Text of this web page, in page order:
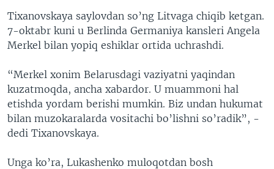
Tixanovskaya saylovdan so’ng Litvaga chiqib ketgan.
7-oktabr kuni u Berlinda Germaniya kansleri Angela
Merkel bilan yopiq eshiklar ortida uchrashdi.
“Merkel xonim Belarusdagi vaziyatni yaqindan
kuzatmoqda, ancha xabardor. U muammoni hal
etishda yordam berishi mumkin. Biz undan hukumat
bilan muzokaralarda vositachi bo’lishni so’radik”, -
dedi Tixanovskaya.
Unga ko’ra, Lukashenko muloqotdan bosh